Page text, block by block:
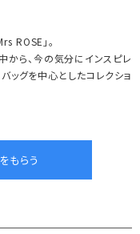
ROSE」。
ら、今の気分にインスピレ
ッグを中心としたコレクショ